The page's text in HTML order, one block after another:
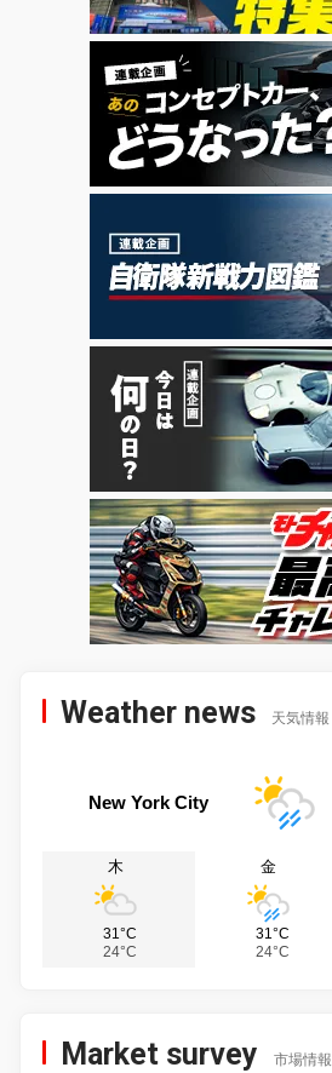
Weather news 天気情報
New York City
木
31°C
24°C
金
31°C
24°C
Market survey 市場情報